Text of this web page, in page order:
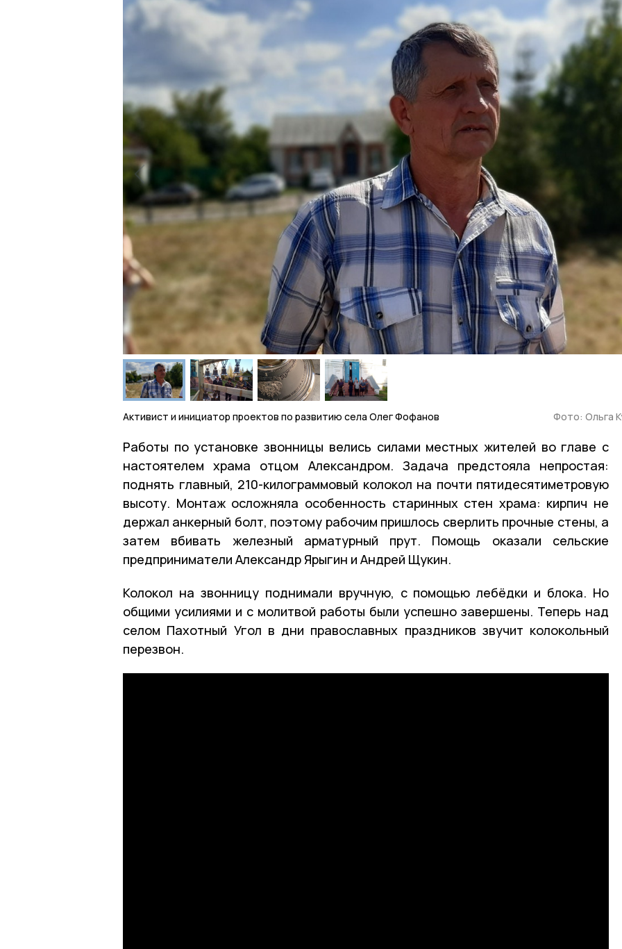
Активист и инициатор проектов по развитию села Олег Фофанов Фото: Ольга
Работы по установке звонницы велись силами местных жителей во главе с
настоятелем храма отцом Александром. Задача предстояла непростая:
поднять главный, 210-килограммовый колокол на почти пятидесятиметровую
высоту. Монтаж осложняла особенность старинных стен храма: кирпич не
держал анкерный болт, поэтому рабочим пришлось сверлить прочные стены, а
затем вбивать железный арматурный прут. Помощь оказали сельские
предприниматели Александр Ярыгин и Андрей Щукин.
Колокол на звонницу поднимали вручную, с помощью лебёдки и блока. Но
общими усилиями и с молитвой работы были успешно завершены. Теперь над
селом Пахотный Угол в дни православных праздников звучит колокольный
перезвон.